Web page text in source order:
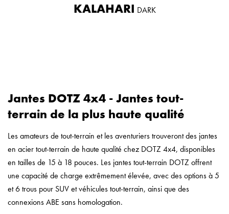
KALAHARI DARK
Jantes DOTZ 4x4 - Jantes tout-
terrain de la plus haute qualité
Les amateurs de tout-terrain et les aventuriers trouveront des jantes
en acier tout-terrain de haute qualité chez DOTZ 4x4, disponibles
en tailles de 15 à 18 pouces. Les jantes tout-terrain DOTZ offrent
une capacité de charge extrêmement élevée, avec des options à 5
et 6 trous pour SUV et véhicules tout-terrain, ainsi que des
connexions ABE sans homologation.